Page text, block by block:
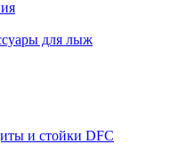
для лыж
и стойки DFC